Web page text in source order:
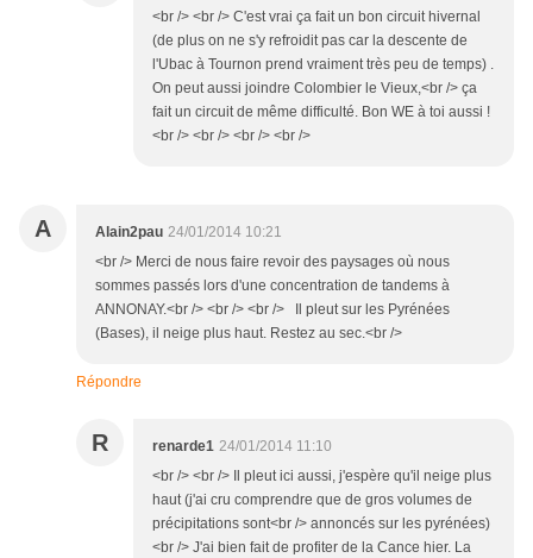
<br /> <br /> C'est vrai ça fait un bon circuit hivernal
(de plus on ne s'y refroidit pas car la descente de
l'Ubac à Tournon prend vraiment très peu de temps) .
On peut aussi joindre Colombier le Vieux,<br /> ça
fait un circuit de même difficulté. Bon WE à toi aussi !
<br /> <br /> <br /> <br />
A Alain2pau 24/01/2014 10:21
<br /> Merci de nous faire revoir des paysages où nous
sommes passés lors d'une concentration de tandems à
ANNONAY.<br /> <br /> <br /> Il pleut sur les Pyrénées
(Bases), il neige plus haut. Restez au sec.<br />
Répondre
R renarde1 24/01/2014 11:10
<br /> <br /> Il pleut ici aussi, j'espère qu'il neige plus
haut (j'ai cru comprendre que de gros volumes de
précipitations sont<br /> annoncés sur les pyrénées)
<br /> J'ai bien fait de profiter de la Cance hier. La